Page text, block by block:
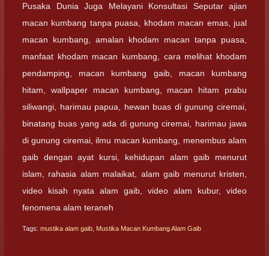
Pusaka Dunia Juga Melayani Konsultasi Seputar ajian
macan kumbang tanpa puasa, khodam macan emas, jual
macan kumbang, amalan khodam macan tanpa puasa,
manfaat khodam macan kumbang, cara melihat khodam
pendamping, macan kumbang gaib, macan kumbang
hitam, wallpaper macan kumbang, macan hitam prabu
siliwangi, harimau papua, hewan buas di gunung ciremai,
binatang buas yang ada di gunung ciremai, harimau jawa
di gunung ciremai, ilmu macan kumbang, menembus alam
gaib dengan ayat kursi, kehidupan alam gaib menurut
islam, rahasia alam malaikat, alam gaib menurut kristen,
video kisah nyata alam gaib, video alam kubur, video
fenomena alam teraneh
Tags: mustika alam gaib Mustika Macan Kumbang Alam Gaib